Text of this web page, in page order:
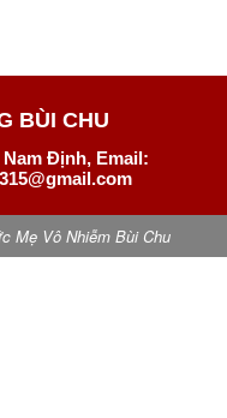
BÙI CHU
Định, Email:
Mẹ Vô Nhiễm Bùi Chu